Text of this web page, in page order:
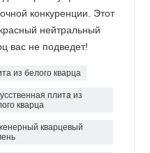
конкуренции. Этот
нейтральный
вас не подведет!
из белого кварца
плита из
кварца
кварцевый